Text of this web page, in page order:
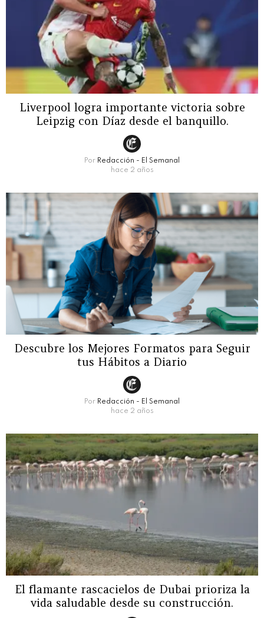
Liverpool logra importante victoria sobre
Leipzig con Díaz desde el banquillo.
Por Redacción - El Semanal
hace 2 años
Descubre los Mejores Formatos para Seguir
tus Hábitos a Diario
Por Redacción - El Semanal
hace 2 años
El flamante rascacielos de Dubai prioriza la
vida saludable desde su construcción.